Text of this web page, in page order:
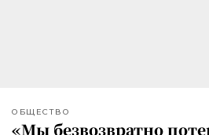
ОБЩЕСТВО
«Мы безвозвратно